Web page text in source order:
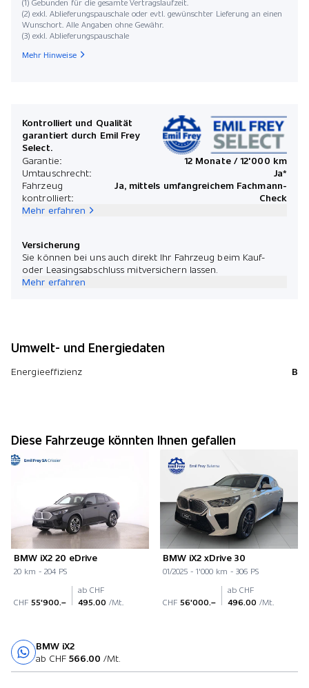
(1) Gebunden für die gesamte Vertragslaufzeit.
(2) exkl. Ablieferungspauschale oder evtl. gewünschter Lieferung an einen
Wunschort. Alle Angaben ohne Gewähr.
(3) exkl. Ablieferungspauschale
Mehr Hinweise
Kontrolliert und Qualität
garantiert durch Emil Frey
Select.
Garantie:
12 Monate / 12'000 km
Umtauschrecht:
Ja*
Fahrzeug
kontrolliert:
Ja, mittels umfangreichem Fachmann-
Check
Mehr erfahren
Versicherung
Sie können bei uns auch direkt Ihr Fahrzeug beim Kauf-
oder Leasingsabschluss mitversichern lassen.
Mehr erfahren
Umwelt- und Energiedaten
Energieeffizienz B
Diese Fahrzeuge könnten Ihnen gefallen
BMW iX2 20 eDrive
20 km - 204 PS
CHF 55'900.–
ab CHF
495.00 /Mt.
BMW iX2 xDrive 30
01/2025 - 1'000 km - 306 PS
CHF 56'000.–
ab CHF
496.00 /Mt.
BMW iX2
ab CHF 566.00 /Mt.